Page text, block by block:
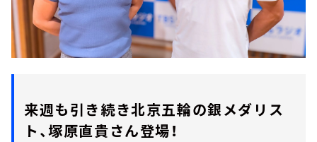
来週も引き続き北京五輪の銀メダリス
ト、塚原直貴さん登場！